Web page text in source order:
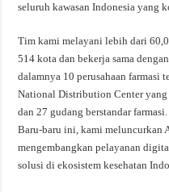
seluruh kawasan Indonesia yang
Tim kami melayani lebih dari
514 kota dan bekerja sama
dalamnya 10 perusahaan farmasi
National Distribution Center
dan 27 gudang berstandar farmasi.
Baru-baru ini, kami meluncurkan
mengembangkan pelayanan
solusi di ekosistem kesehatan